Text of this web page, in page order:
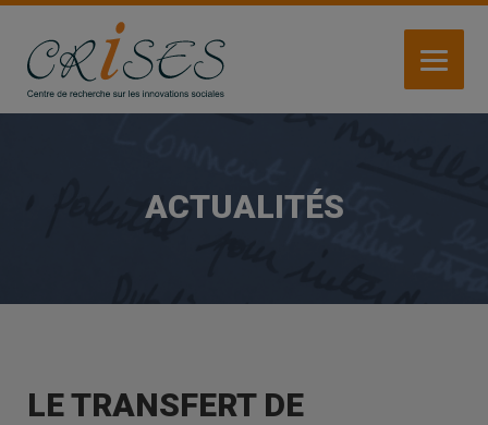
Aller
contenu
principal
ACTUALITÉS
LE TRANSFERT DE